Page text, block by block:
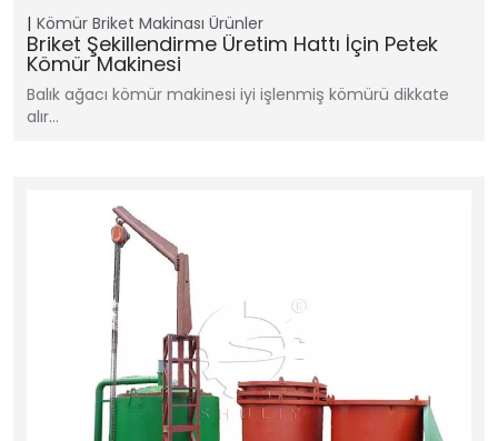
Kömür Briket Makinası Ürünler
Briket Şekillendirme Üretim Hattı İçin Petek
Kömür Makinesi
Balık ağacı kömür makinesi iyi işlenmiş kömürü dikkate
alır…